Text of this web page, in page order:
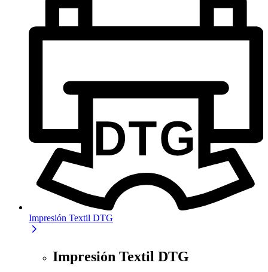
Impresión Textil DTG
Impresión Textil DTG